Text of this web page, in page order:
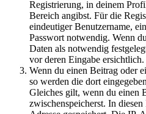
Registrierung, in deinem
Bereich angibst. Für die
eindeutiger Benutzername,
Passwort notwendig. Wenn
Daten als notwendig
vor deren Eingabe ersichtlich.
Wenn du einen Beitrag oder
so werden die dort
Gleiches gilt, wenn du einen
zwischenspeicherst. In